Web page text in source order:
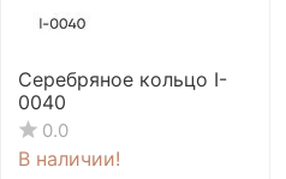
Серебряное кольцо I-
0040
0.0
В наличии!